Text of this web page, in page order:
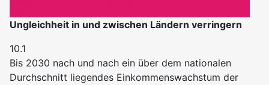
Ungleichheit in und zwischen Ländern verringern
10.1
Bis 2030 nach und nach ein über dem nationalen
Durchschnitt liegendes Einkommenswachstum der